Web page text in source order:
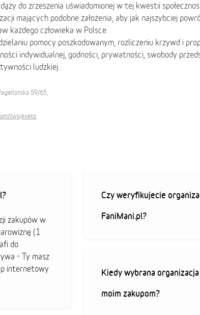
dąży do zrzeszenia uświadomionej w tej kwestii
mających podobne założenia, aby jak najszybciej
każdego człowieka w Polsce.
pomocy poszkodowanym, rozliczeniu krzywd i
indywidualnej, godności, prywatności, swobody
ludzkiej.
59/65,
twojeveto
zakupów w
(1
do
- Ty masz
internetowy
Czy weryfikujecie
FaniMani.pl?
Kiedy wybrana
moim zakupom?